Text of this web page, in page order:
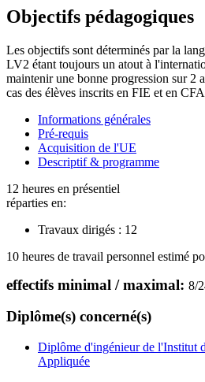
Objectifs pédagogiques
Les objectifs sont déterminés par la
LV2 étant toujours un atout à
maintenir une bonne progression sur 2
cas des élèves inscrits en FIE et en
Informations générales
Pré-requis
Acquisition de l'UE
Descriptif & programme
12 heures en présentiel
réparties en:
Travaux dirigés : 12
10 heures de travail personnel estimé
effectifs minimal / maximal: 8/
Diplôme(s) concerné(s)
Diplôme d'ingénieur de l'Institut
Appliquée